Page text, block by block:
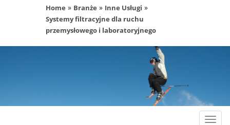
Home » Branże » Inne Usługi »
Systemy filtracyjne dla ruchu
przemysłowego i laboratoryjnego